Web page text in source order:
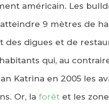
américain. Les
9 mètres de
des digues et de
qui, au
Katrina en 2005 les
Or, la forêtet les